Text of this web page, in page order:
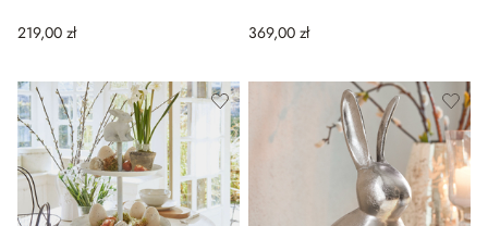
219,00 zł 369,00 zł